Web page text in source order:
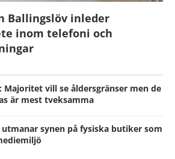
Ballingslöv inleder
inom telefoni och
Majoritet vill se åldersgränser men de
är mest tveksamma
synen på fysiska butiker som